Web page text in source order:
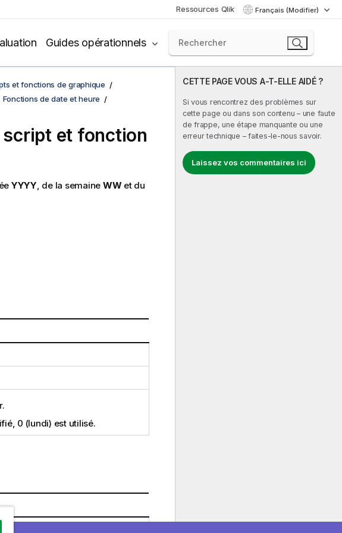
Ressources Qlik Français (Modifier)
Guides opérationnels
CETTE PAGE VOUS A-T-ELLE AIDÉ ?
Si vous rencontrez des problèmes sur
cette page ou dans son contenu – une faute
de frappe, une étape manquante ou une
erreur technique – faites-le-nous savoir.
Laissez vos commentaires ici
et fonctions de graphique
Fonctions de date et heure
et fonction
YYYY, de la semaine WW et du
0 (lundi) est utilisé.